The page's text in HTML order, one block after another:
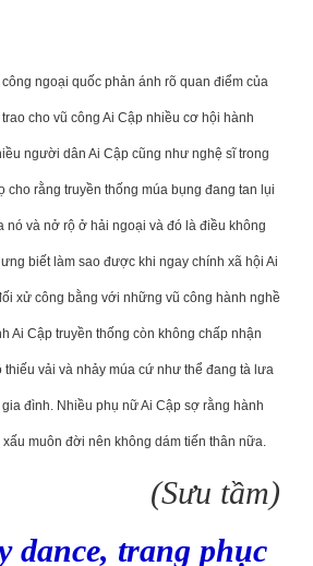
ngoại quốc phản ánh rõ quan điểm của
cho vũ công Ai Cập nhiều cơ hội hành
người dân Ai Cập cũng như nghệ sĩ trong
cho rằng truyền thống múa bụng đang tan lụi
nó và nở rộ ở hải ngoại và đó là điều không
biết làm sao được khi ngay chính xã hội Ai
xử công bằng với những vũ công hành nghề
Ai Cập truyền thống còn không chấp nhận
thiếu vải và nhảy múa cứ như thể đang tà lưa
đình. Nhiều phụ nữ Ai Cập sợ rằng hành
muôn đời nên không dám tiến thân nữa.
(Sưu tầm)
dance, trang phục